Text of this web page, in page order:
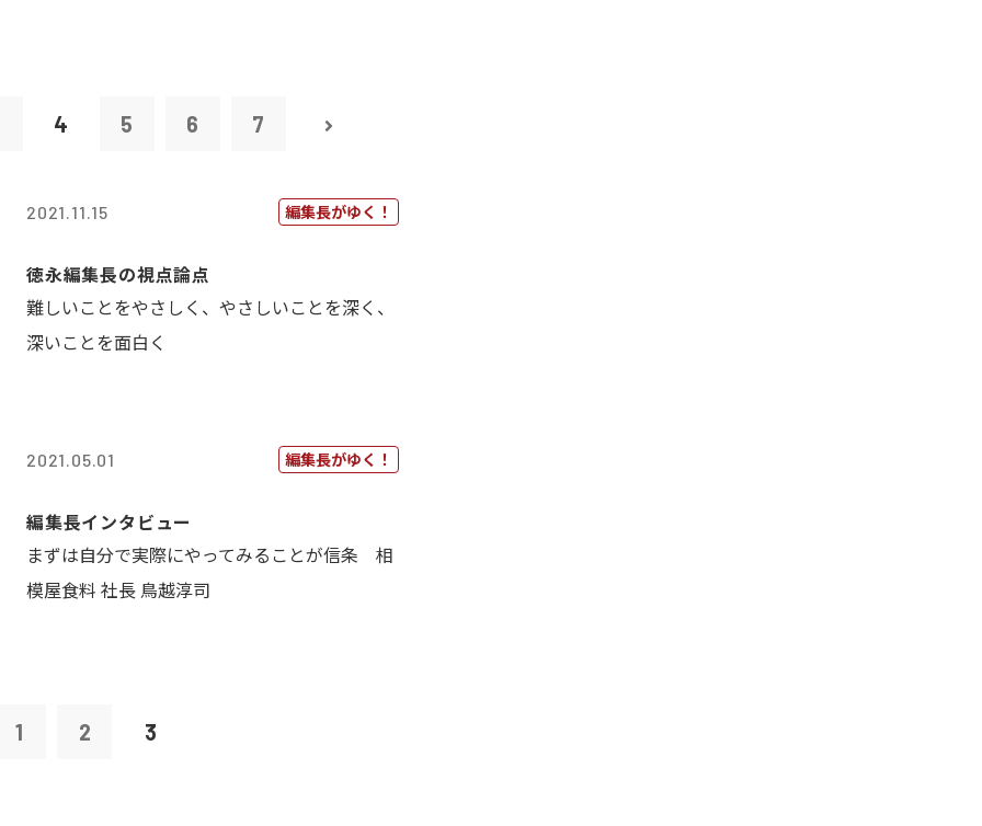
4 5 6 7
2021.11.15 編集長がゆく！
徳永編集長の視点論点
難しいことをやさしく、やさしいことを深く、
深いことを面白く
2021.05.01 編集長がゆく！
編集長インタビュー
まずは自分で実際にやってみることが信条 相
模屋食料 社長 鳥越淳司
1 2 3